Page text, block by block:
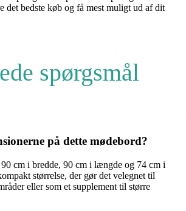
det bedste køb og få mest muligt ud af dit
spørgsmål
på dette mødebord?
cm i bredde, 90 cm i længde og 74 cm i
størrelse, der gør det velegnet til
eller som et supplement til større